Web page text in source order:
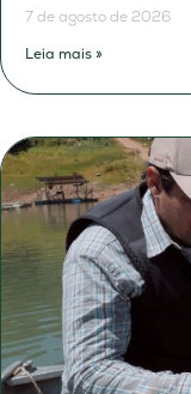
7 de agosto de 2026
Leia mais »